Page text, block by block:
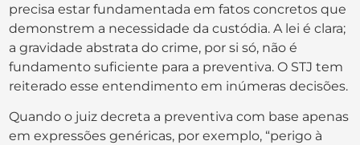
precisa estar fundamentada em fatos concretos que
demonstrem a necessidade da custódia. A lei é clara;
a gravidade abstrata do crime, por si só, não é
fundamento suficiente para a preventiva. O STJ tem
reiterado esse entendimento em inúmeras decisões.
Quando o juiz decreta a preventiva com base apenas
em expressões genéricas, por exemplo, “perigo à